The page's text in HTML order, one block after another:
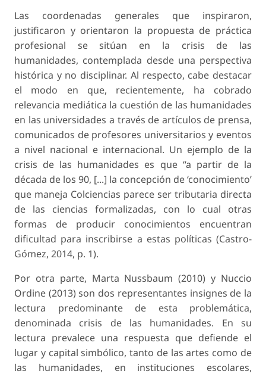
Las coordenadas generales que inspiraron,
justificaron y orientaron la propuesta de práctica
profesional se sitúan en la crisis de las
humanidades, contemplada desde una perspectiva
histórica y no disciplinar. Al respecto, cabe destacar
el modo en que, recientemente, ha cobrado
relevancia mediática la cuestión de las humanidades
en las universidades a través de artículos de prensa,
comunicados de profesores universitarios y eventos
a nivel nacional e internacional. Un ejemplo de la
crisis de las humanidades es que “a partir de la
década de los 90, [...] la concepción de ‘conocimiento’
que maneja Colciencias parece ser tributaria directa
de las ciencias formalizadas, con lo cual otras
formas de producir conocimientos encuentran
dificultad para inscribirse a estas políticas (Castro-
Gómez, 2014, p. 1).
Por otra parte, Marta Nussbaum (2010) y Nuccio
Ordine (2013) son dos representantes insignes de la
lectura predominante de esta problemática,
denominada crisis de las humanidades. En su
lectura prevalece una respuesta que defiende el
lugar y capital simbólico, tanto de las artes como de
las humanidades, en instituciones escolares,